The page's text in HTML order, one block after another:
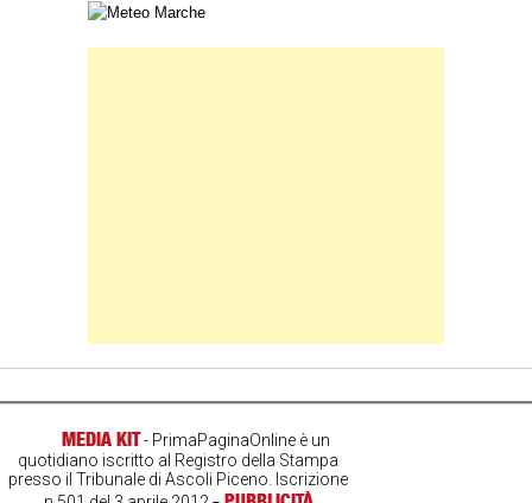
Carta meteorologica delle Marche
MEDIA KIT- PrimaPaginaOnline è un
quotidiano iscritto al Registro della Stampa
presso il Tribunale di Ascoli Piceno. Iscrizione